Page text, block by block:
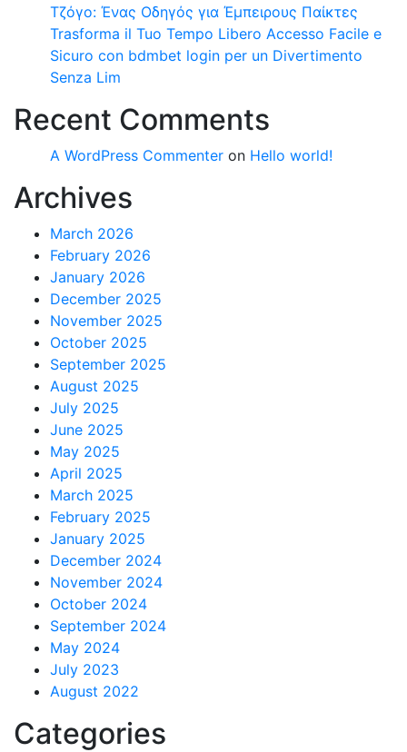
Τζόγο: Ένας Οδηγός για Έμπειρους Παίκτες
Trasforma il Tuo Tempo Libero Accesso Facile e
Sicuro con bdmbet login per un Divertimento
Senza Lim
Recent Comments
A WordPress Commenter on Hello world!
Archives
March 2026
February 2026
January 2026
December 2025
November 2025
October 2025
September 2025
August 2025
July 2025
June 2025
May 2025
April 2025
March 2025
February 2025
January 2025
December 2024
November 2024
October 2024
September 2024
May 2024
July 2023
August 2022
Categories